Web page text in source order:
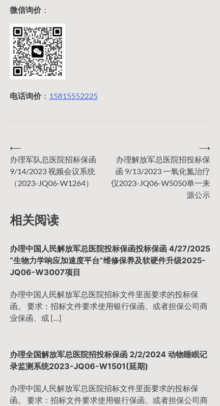
微信询价：
电话询价： 15815552225
文
章
导
⟵
办理军队总医院招标保函
9/14/2023 视频会议系统
（2023-JQ06-W1264）
办理解放军总医院招投标保
函 9/13/2023 一氧化氮治疗
仪2023-JQ06-W5050单一来
源公示
⟶
相关阅读
办理中国人民解放军总医院投标保函投标保函 4/27/2025
“生物力学响应加速度平台”维修保养及软硬件升级2025-
JQ06-W3007项目
办理中国人民解放军总医院招标文件里面要求的投标保
函。 要求：招标文件要求使用银行保函、或者担保公司商
业保函、或 […]
办理全国解放军总医院招投标保函 2/2/2024 动物睡眠记
录监测系统2023-JQ06-W1501(延期)
办理中国人民解放军总医院招标文件里面要求的投标保
函。 要求：招标文件要求使用银行保函、或者担保公司商